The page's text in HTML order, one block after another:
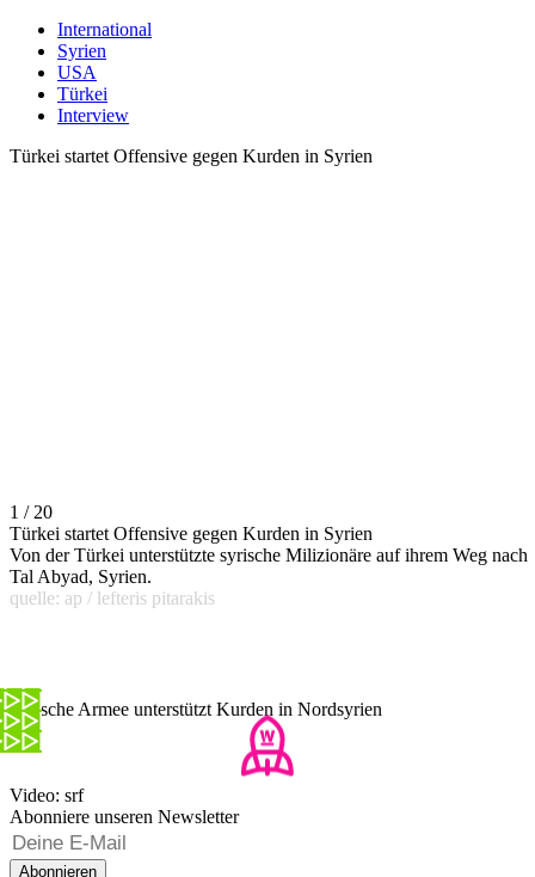
International
Syrien
USA
Türkei
Interview
Türkei startet Offensive gegen Kurden in Syrien
1 / 20
Türkei startet Offensive gegen Kurden in Syrien
Von der Türkei unterstützte syrische Milizionäre auf ihrem Weg nach
Tal Abyad, Syrien.
quelle: ap / lefteris pitarakis
Syrische Armee unterstützt Kurden in Nordsyrien
Video: srf
Abonniere unseren Newsletter
Abonnieren